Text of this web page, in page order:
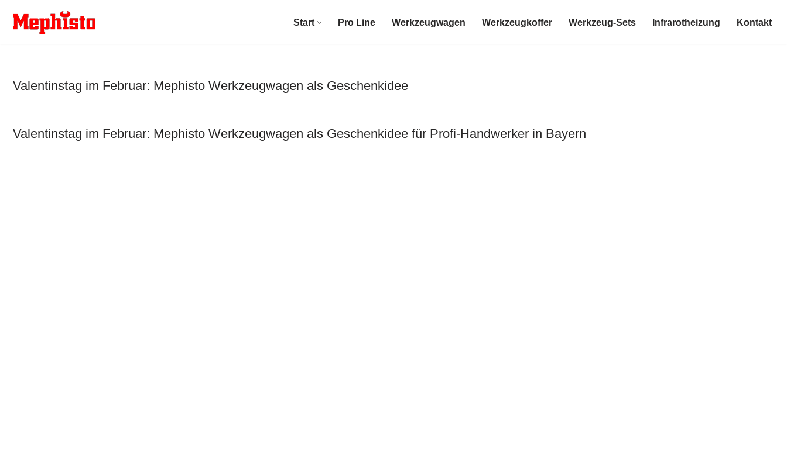
Zum
Start Pro Line Werkzeugwagen Werkzeugkoffer Werkzeug-Sets Infrarotheizung Kontakt
Valentinstag im Februar: Mephisto Werkzeugwagen als Geschenkidee
Valentinstag im Februar: Mephisto Werkzeugwagen als Geschenkidee für Profi-Handwerker in Bayern